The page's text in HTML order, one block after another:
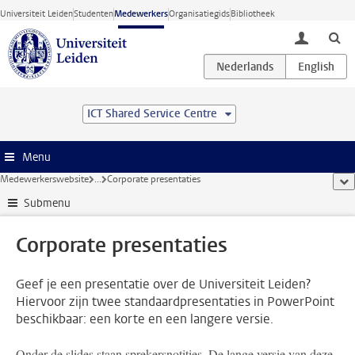
Ga direct naar de inhoud
Universiteit LeidenStudentenMedewerkersOrganisatiegidsBibliotheek
toggle
ICT Shared Service Centre
Menu
Medewerkerswebsite ... Corporate presentaties
Submenu
Corporate presentaties
Geef je een presentatie over de Universiteit Leiden?
Hiervoor zijn twee standaardpresentaties in PowerPoint
beschikbaar: een korte en een langere versie.